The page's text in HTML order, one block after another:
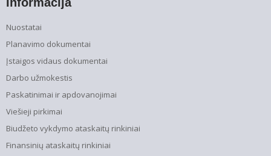
Nuostatai
Planavimo dokumentai
Įstaigos vidaus dokumentai
Darbo užmokestis
Paskatinimai ir apdovanojimai
Viešieji pirkimai
Biudžeto vykdymo ataskaitų rinkiniai
Finansinių ataskaitų rinkiniai